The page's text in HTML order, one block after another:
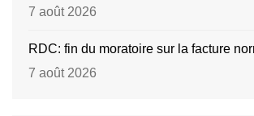
7 août 2026
RDC: fin du moratoire sur la facture
7 août 2026